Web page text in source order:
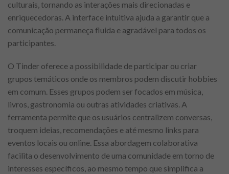
culturais, tornando as interações mais direcionadas e
enriquecedoras. A interface intuitiva ajuda a garantir que a
comunicação permaneça fluida e agradável para todos os
participantes.
O Tinder oferece a possibilidade de participar ou criar
grupos temáticos onde os membros podem discutir hobbies
em comum. Esses grupos podem ser focados em música,
livros, gastronomia ou outras atividades criativas. A
ferramenta permite que os usuários centralizem conversas,
troquem ideias, recomendações e até mesmo links para
eventos locais ou online. Essa abordagem colaborativa
facilita o desenvolvimento de uma comunidade em torno de
interesses específicos, ao mesmo tempo que simplifica a